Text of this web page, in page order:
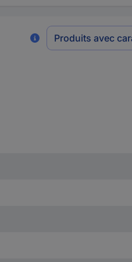
Produits avec